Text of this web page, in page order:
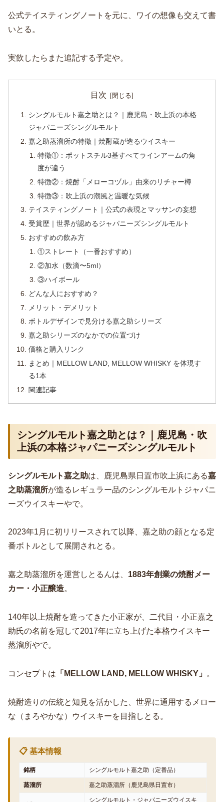
公式テイスティングノートを元に、ワイの想像も交えて書
いとる。
実飲したらまた追記する予定や。
目次
シングルモルト嘉之助とは？｜鹿児島・吹上浜の本格
ジャパニーズシングルモルト
嘉之助蒸溜所の特徴｜焼酎蔵が造るウイスキー
特徴①：ポットスチル3基すべてラインアームの角
度が違う
特徴②：焼酎「メローコヅル」由来のリチャー樽
特徴③：吹上浜の潮風と温暖な気候
テイスティングノート｜公式の表現とマッサンの妄想
受賞歴｜世界が認めるジャパニーズシングルモルト
おすすめの飲み方
①ストレート（一番おすすめ）
②加水（数滴〜5ml）
③ハイボール
どんな人におすすめ？
メリット・デメリット
ボトルデザインで見分ける嘉之助シリーズ
嘉之助シリーズのなかでの位置づけ
価格と購入リンク
まとめ｜MELLOW LAND, MELLOW WHISKY を体現す
る1本
関連記事
シングルモルト嘉之助とは？｜鹿児島・吹
上浜の本格ジャパニーズシングルモルト
シングルモルト嘉之助は、鹿児島県日置市吹上浜にある嘉
之助蒸溜所が造るレギュラー品のシングルモルトジャパニ
ーズウイスキーやで。
2023年1月に初リリースされて以降、嘉之助の顔となる定
番ボトルとして展開されとる。
嘉之助蒸溜所を運営しとるんは、 1883年創業の焼酎メー
カー・小正醸造。
140年以上焼酎を造ってきた小正家が、二代目・小正嘉之
助氏の名前を冠して2017年に立ち上げた本格ウイスキー
蒸溜所やで。
コンセプトは 「MELLOW LAND, MELLOW WHISKY」 。
焼酎造りの伝統と知見を活かした、世界に通用するメロー
な（まろやかな）ウイスキーを目指しとる。
📋 基本情報
銘柄 シングルモルト嘉之助（定番品）
蒸溜所 嘉之助蒸溜所（鹿児島県日置市）
シングルモルト・ジャパニーズウイスキ